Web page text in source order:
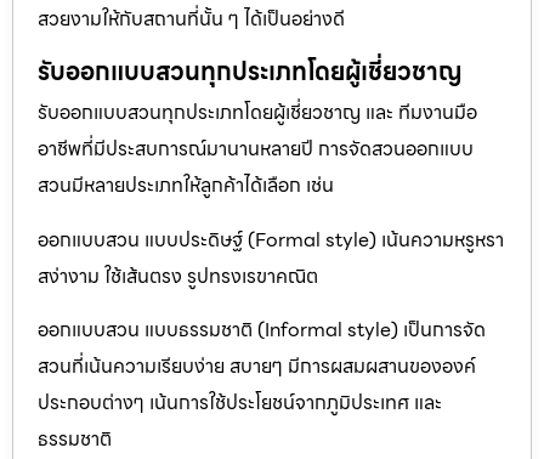
สวยงามให้กับสถานที่นั้น ๆ ได้เป็นอย่างดี
รับออกแบบสวนทุกประเภทโดยผู้เชี่ยวชาญ
รับออกแบบสวนทุกประเภทโดยผู้เชี่ยวชาญ และ ทีมงานมือ
อาชีพที่มีประสบการณ์มานานหลายปี การจัดสวนออกแบบ
สวนมีหลายประเภทให้ลูกค้าได้เลือก เช่น
ออกแบบสวน แบบประดิษฐ์ (Formal style) เน้นความหรูหรา
สง่างาม ใช้เส้นตรง รูปทรงเรขาคณิต
ออกแบบสวน แบบธรรมชาติ (Informal style) เป็นการจัด
สวนที่เน้นความเรียบง่าย สบายๆ มีการผสมผสานขององค์
ประกอบต่างๆ เน้นการใช้ประโยชน์จากภูมิประเทศ และ
ธรรมชาติ